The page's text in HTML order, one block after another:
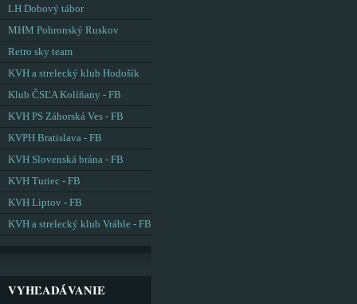
LH Dobový tábor
MHM Pohronský Ruskov
Retro sky team
KVH a strelecký klub Hodošík
Klub ČSĽA Kolíňany - FB
KVH PS Záhorská Ves - FB
KVPH Bratislava - FB
KVH Slovenská brána - FB
KVH Turiec - FB
KVH Liptov - FB
KVH a strelecký klub Vráble - FB
VYHĽADÁVANIE